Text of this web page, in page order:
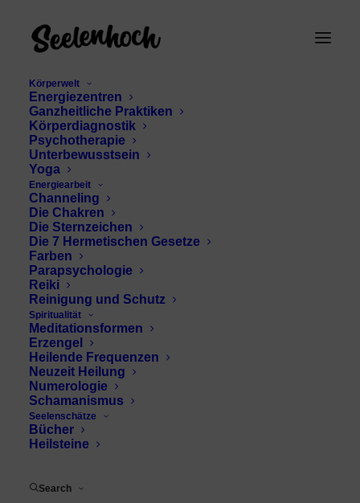
Körperwelt
Energiezentren
Ganzheitliche Praktiken
Körperdiagnostik
Psychotherapie
Unterbewusstsein
Yoga
Energiearbeit
Channeling
Die Chakren
Die Sternzeichen
Die 7 Hermetischen Gesetze
Farben
Parapsychologie
Reiki
Reinigung und Schutz
Spiritualität
Meditationsformen
Erzengel
Heilende Frequenzen
Neuzeit Heilung
Numerologie
Schamanismus
Seelenschätze
Bücher
Heilsteine
Search
Gabriel kreative
Blockaden lösen